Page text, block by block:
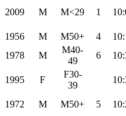
2009 M M<29 1
1956 M M50+ 4
1978 M
M40-
49
6
1995 F
F30-
39
1972 M M50+ 5